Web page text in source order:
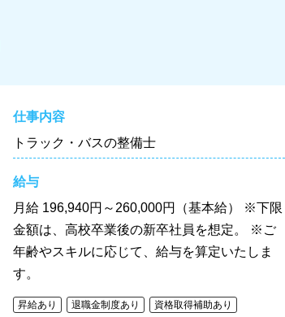
仕事内容
トラック・バスの整備士
給与
月給 196,940円～260,000円（基本給） ※下限
金額は、高校卒業後の新卒社員を想定。 ※ご
年齢やスキルに応じて、給与を算定いたしま
す。
昇給あり 退職金制度あり
資格取得補助あり